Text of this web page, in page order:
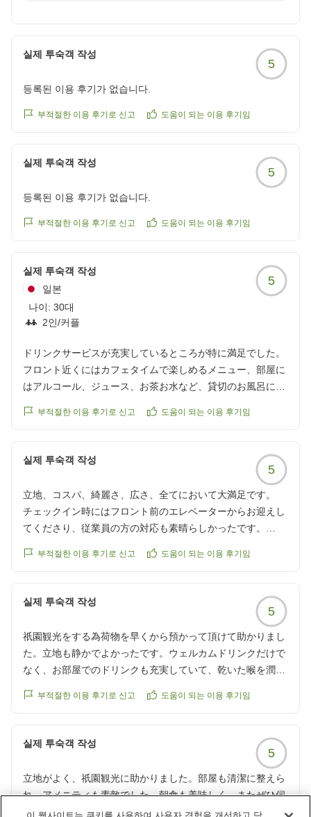
てお褒めのお言葉を頂戴し、スタッフ一同大変嬉しく拝
「また行きたい」とのお言葉は、私どもにとって何より
今後もより快適にお過ごしいただける空間づくりに努め
げております。
ホテル祇園一琳
실제 투숙객 작성
5
등록된 이용 후기가 없습니다.
부적절한 이용 후기로 신고 도움이 되는 이용 후기임
실제 투숙객 작성
5
등록된 이용 후기가 없습니다.
부적절한 이용 후기로 신고 도움이 되는 이용 후기임
실제 투숙객 작성
일본
나이: 30대
2인/커플
5
ドリンクサービスが充実しているところが特に満足でした。
フロント近くにはカフェタイムで楽しめるメニュー、部屋に
はアルコール、ジュース、お茶お水など、貸切のお風呂にも
部屋では大画面のテレビで映画を見ながら、お部屋について
부적절한 이용 후기로 신고 도움이 되는 이용 후기임
실제 투숙객 작성
5
立地、コスパ、綺麗さ、広さ、全てにおいて大満足です。
チェックイン時にはフロント前のエレベーターからお迎えし
てくださり、従業員の方の対応も素晴らしかったです。
広くて明るくて大変綺麗！
アメニティー、シャンプー等は全てロクシタンで用意されて
おり、連泊で掃除はありませんでしたが、お願いすればアメ
ニティーとドリンクを宿泊日数分追加していただけました。
何よりお風呂が最高で2人で足を伸ばしても余裕、TVもつい
ていました。
朝も入浴しましたが、太陽の光が差し込んですごく気持ちよ
ホテルはライトの光が全体には入らず薄暗いところが多いな
京都に行く際はまた必ず宿泊させていただきます。
부적절한 이용 후기로 신고 도움이 되는 이용 후기임
실제 투숙객 작성
5
祇園観光をする為荷物を早くから預かって頂けて助かりまし
た。立地も静かでよかったです。ウェルカムドリンクだけで
なく、お部屋でのドリンクも充実していて、乾いた喉を潤し
す(o^^o)
부적절한 이용 후기로 신고 도움이 되는 이용 후기임
실제 투숙객 작성
5
立地がよく、祇園観光に助かりました。部屋も清潔に整えら
れ、アメニティも素敵でした。朝食も美味しく、またぜひ伺
いたい宿になりました。